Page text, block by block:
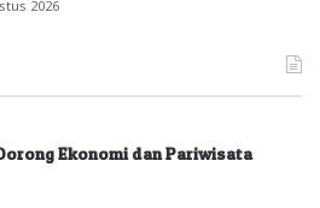
2026
Ekonomi dan Pariwisata